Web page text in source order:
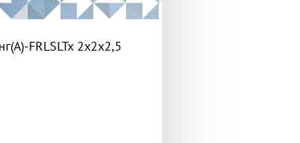
FRLSLTx 2х2х2,5